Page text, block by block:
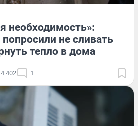
необходимость»:
не сливать
тепло в дома
4 402 1